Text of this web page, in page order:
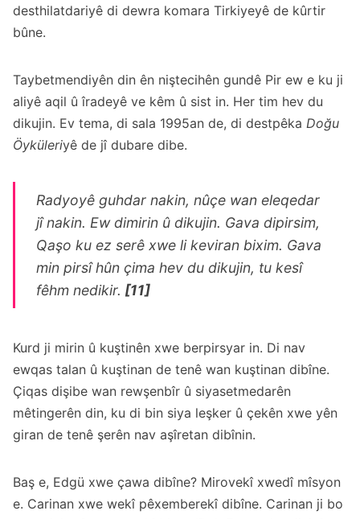
desthilatdariyê di dewra komara Tirkiyeyê de kûrtir
bûne.
Taybetmendiyên din ên niştecihên gundê Pir ew e ku ji
aliyê aqil û îradeyê ve kêm û sist in. Her tim hev du
dikujin. Ev tema, di sala 1995an de, di destpêka Doğu
Öyküleriyê de jî dubare dibe.
Radyoyê guhdar nakin, nûçe wan eleqedar
jî nakin. Ew dimirin û dikujin. Gava dipirsim,
Qaşo ku ez serê xwe li keviran bixim. Gava
min pirsî hûn çima hev du dikujin, tu kesî
fêhm nedikir. [11]
Kurd ji mirin û kuştinên xwe berpirsyar in. Di nav
ewqas talan û kuştinan de tenê wan kuştinan dibîne.
Çiqas dişibe wan rewşenbîr û siyasetmedarên
mêtingerên din, ku di bin siya leşker û çekên xwe yên
giran de tenê şerên nav aşîretan dibînin.
Baş e, Edgü xwe çawa dibîne? Mirovekî xwedî mîsyon
e. Carinan xwe wekî pêxemberekî dibîne. Carinan ji bo